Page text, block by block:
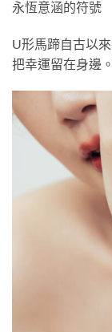
永恆意涵的符號
U形馬蹄自古以
把幸運留在身邊